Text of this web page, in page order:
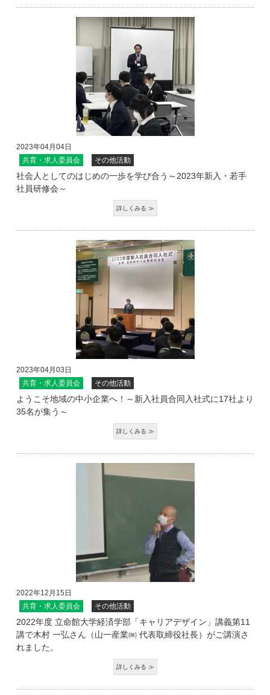
2023年04月04日
共育・求人委員会
その他活動
社会人としてのはじめの一歩を学び合う～2023年新入・若手
社員研修会～
2023年04月03日
共育・求人委員会
その他活動
ようこそ地域の中小企業へ！～新入社員合同入社式に17社より
35名が集う～
2022年12月15日
共育・求人委員会
その他活動
2022年度 立命館大学経済学部「キャリアデザイン」講義第11
講で木村 一弘さん（山一産業㈱ 代表取締役社長）がご講演さ
れました。